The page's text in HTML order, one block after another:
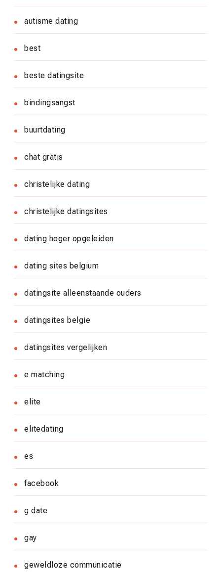
autisme dating
best
beste datingsite
bindingsangst
buurtdating
chat gratis
christelijke dating
christelijke datingsites
dating hoger opgeleiden
dating sites belgium
datingsite alleenstaande ouders
datingsites belgie
datingsites vergelijken
e matching
elite
elitedating
es
facebook
g date
gay
geweldloze communicatie